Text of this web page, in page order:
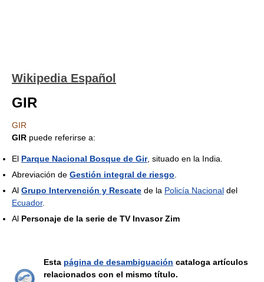
Wikipedia Español
GIR
GIR
GIR puede referirse a:
El Parque Nacional Bosque de Gir, situado en la India.
Abreviación de Gestión integral de riesgo
Al Grupo Intervención y Rescate de la Policía Nacional del
Ecuador.
Al Personaje de la serie de TV Invasor Zim
Esta página de desambiguación cataloga artículos
relacionados con el mismo título.